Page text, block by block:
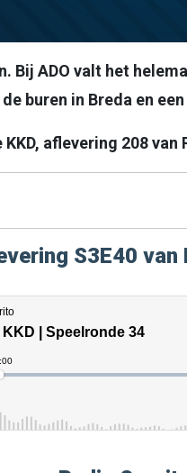
Bij ADO valt het
buren in Breda en
aflevering 208
S3E40 van